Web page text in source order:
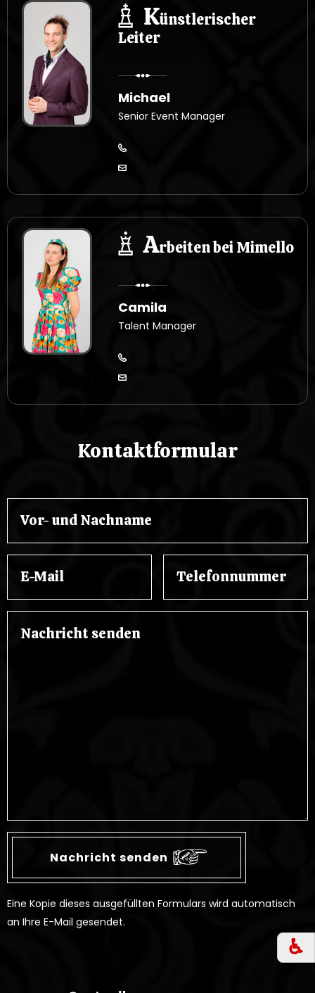
♿︎
Künstlerischer
Leiter
Michael
Senior Event Manager
Arbeiten bei Mimello
Camila
Talent Manager
Kontaktformular
Eine Kopie dieses ausgefüllten Formulars wird automatisch
an Ihre E-Mail gesendet.